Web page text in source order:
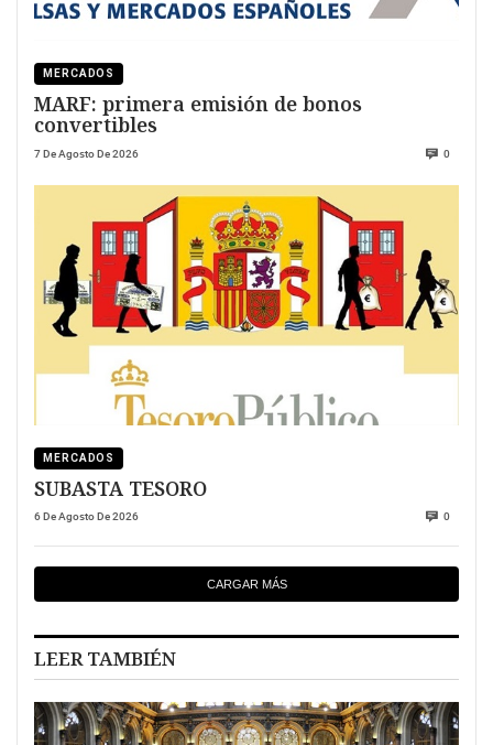
MERCADOS
MARF: primera emisión de bonos
convertibles
7 De Agosto De 2026 0
MERCADOS
SUBASTA TESORO
6 De Agosto De 2026 0
CARGAR MÁS
LEER TAMBIÉN